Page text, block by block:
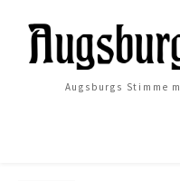
Augsburgs Stimme